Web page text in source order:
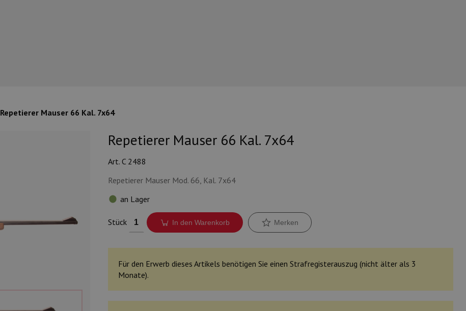
Repetierer Mauser 66 Kal. 7x64
Repetierer Mauser 66 Kal. 7x64
Art. C 2488
Repetierer Mauser Mod. 66, Kal. 7x64
an Lager
Stück In den Warenkorb Merken
Für den Erwerb dieses Artikels benötigen Sie einen Strafregisterauszug (nicht älter als 3
Monate).